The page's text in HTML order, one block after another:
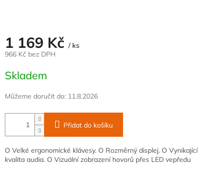
1 169 Kč / ks
966 Kč bez DPH
cena:
Skladem
Můžeme doručit do: 11.8.2026
Přidat do košíku
O Velké ergonomické klávesy. O Rozměrný displej. O Vynikající
kvalita audia. O Vizuální zobrazení hovorů přes LED vepředu